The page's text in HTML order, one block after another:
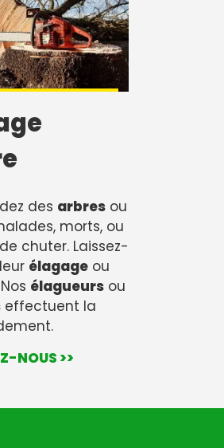
des arbres ou
morts, ou
chuter. Laissez-
élagage ou
élagueurs ou
effectuent la
NOUS >>